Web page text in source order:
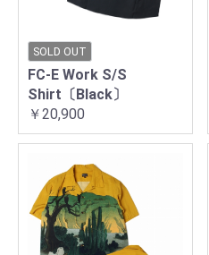
SOLD OUT
FC-E Work S/S
Shirt〔Black〕
￥20,900